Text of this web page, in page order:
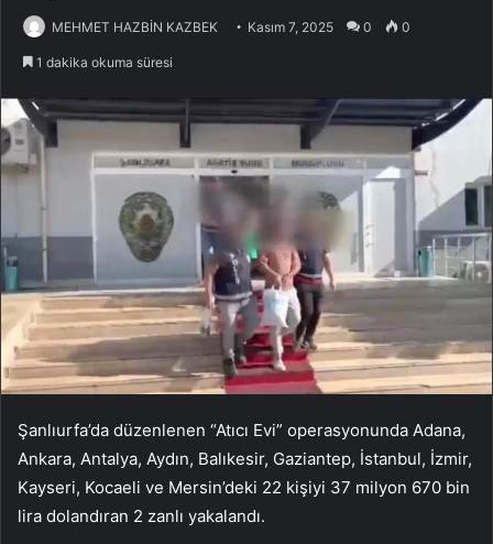
MEHMET HAZBİN KAZBEK Kasım 7, 2025 0 0
1 dakika okuma süresi
Şanlıurfa’da düzenlenen “Atıcı Evi” operasyonunda Adana,
Ankara, Antalya, Aydın, Balıkesir, Gaziantep, İstanbul, İzmir,
Kayseri, Kocaeli ve Mersin’deki 22 kişiyi 37 milyon 670 bin
lira dolandıran 2 zanlı yakalandı.